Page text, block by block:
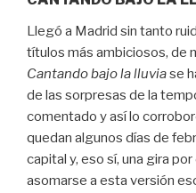
Llegó a Madrid sin tanto
títulos más ambiciosos, de
Cantando bajo la lluviase
de las sorpresas de la
comentado y así lo
quedan algunos días de
capital y, eso sí, una gira
asomarse a esta versión